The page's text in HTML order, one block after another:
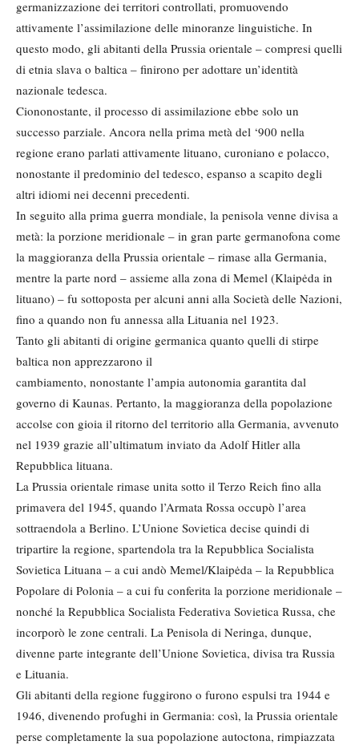
germanizzazione dei territori controllati, promuovendo
attivamente l’assimilazione delle minoranze linguistiche. In
questo modo, gli abitanti della Prussia orientale – compresi quelli
di etnia slava o baltica – finirono per adottare un’identità
nazionale tedesca.
Ciononostante, il processo di assimilazione ebbe solo un
successo parziale. Ancora nella prima metà del ‘900 nella
regione erano parlati attivamente lituano, curoniano e polacco,
nonostante il predominio del tedesco, espanso a scapito degli
altri idiomi nei decenni precedenti.
In seguito alla prima guerra mondiale, la penisola venne divisa a
metà: la porzione meridionale – in gran parte germanofona come
la maggioranza della Prussia orientale – rimase alla Germania,
mentre la parte nord – assieme alla zona di Memel (Klaipėda in
lituano) – fu sottoposta per alcuni anni alla Società delle Nazioni,
fino a quando non fu annessa alla Lituania nel 1923.
Tanto gli abitanti di origine germanica quanto quelli di stirpe
baltica non apprezzarono il
cambiamento, nonostante l’ampia autonomia garantita dal
governo di Kaunas. Pertanto, la maggioranza della popolazione
accolse con gioia il ritorno del territorio alla Germania, avvenuto
nel 1939 grazie all’ultimatum inviato da Adolf Hitler alla
Repubblica lituana.
La Prussia orientale rimase unita sotto il Terzo Reich fino alla
primavera del 1945, quando l’Armata Rossa occupò l’area
sottraendola a Berlino. L’Unione Sovietica decise quindi di
tripartire la regione, spartendola tra la Repubblica Socialista
Sovietica Lituana – a cui andò Memel/Klaipėda – la Repubblica
Popolare di Polonia – a cui fu conferita la porzione meridionale –
nonché la Repubblica Socialista Federativa Sovietica Russa, che
incorporò le zone centrali. La Penisola di Neringa, dunque,
divenne parte integrante dell’Unione Sovietica, divisa tra Russia
e Lituania.
Gli abitanti della regione fuggirono o furono espulsi tra 1944 e
1946, divenendo profughi in Germania: così, la Prussia orientale
perse completamente la sua popolazione autoctona, rimpiazzata